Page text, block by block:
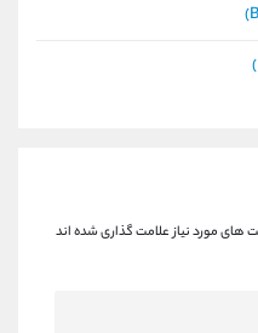
های مورد نیاز علامت گذاری شده اند